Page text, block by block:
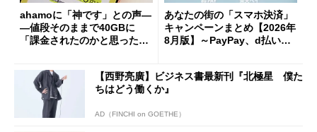
ahamoに「神です」との声―
―値段そのままで40GBに
「課金されたのかと思った」
あなたの街の「スマホ決済」
キャンペーンまとめ【2026年
8月版】～PayPay、d払い、a
【西野亮廣】ビジネス書最新刊『北極星 僕た
ちはどう働くか』
AD（FINCHI on GOETHE）